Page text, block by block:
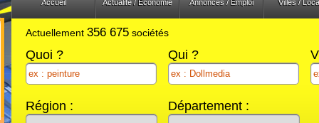
Accueil Actualité / Economie Annonces / Emploi Villes /
Actuellement 356 675 sociétés
Quoi ? Qui ?
Région : Département :